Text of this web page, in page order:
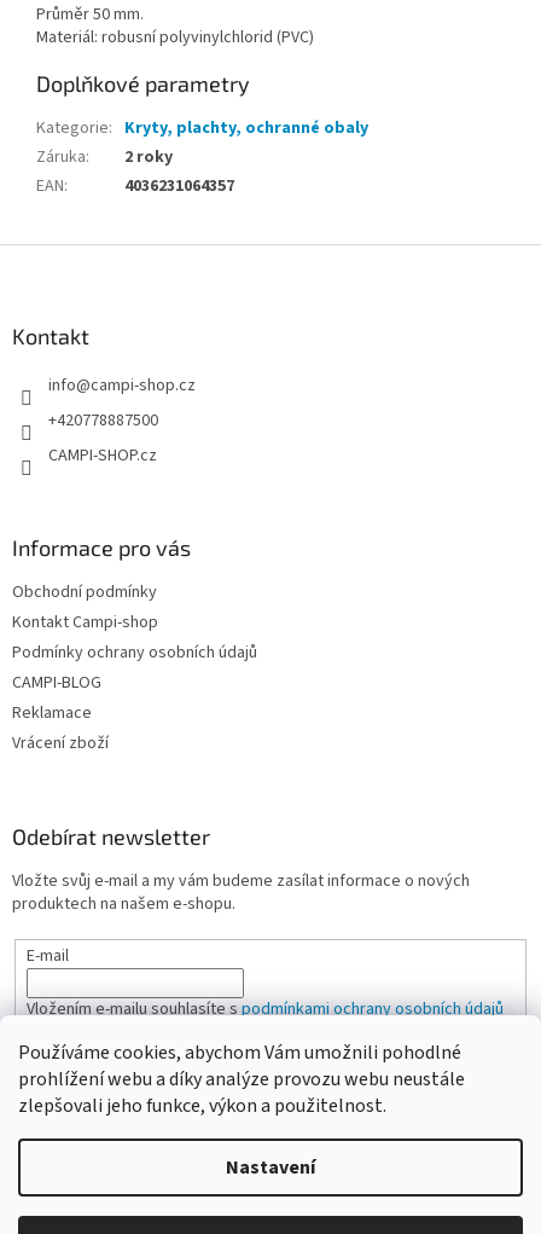
Používáme cookies, abychom Vám umožnili pohodlné
prohlížení webu a díky analýze provozu webu neustále
zlepšovali jeho funkce, výkon a použitelnost.
Nastavení
Průměr 50 mm.
Materiál: robusní polyvinylchlorid (PVC)
Doplňkové parametry
Kategorie: Kryty, plachty, ochranné obaly
Záruka:
2 roky
EAN: 4036231064357
Kontakt
info@campi-shop.cz
+420778887500
CAMPI-SHOP.cz
Informace pro vás
Obchodní podmínky
Kontakt Campi-shop
Podmínky ochrany osobních údajů
CAMPI-BLOG
Reklamace
Vrácení zboží
Odebírat newsletter
Vložte svůj e-mail a my vám budeme zasílat informace o nových
produktech na našem e-shopu.
E-mail
Vložením e-mailu souhlasíte spodmínkami ochrany osobních údajů
PŘIHLÁSIT SE
Vytvořil Shoptet